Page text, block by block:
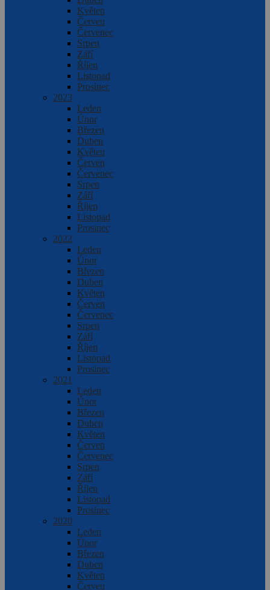
Květen
Červen
Červenec
Srpen
Září
Říjen
Listopad
Prosinec
2023
Leden
Únor
Březen
Duben
Květen
Červen
Červenec
Srpen
Září
Říjen
Listopad
Prosinec
2022
Leden
Únor
Březen
Duben
Květen
Červen
Červenec
Srpen
Září
Říjen
Listopad
Prosinec
2021
Leden
Únor
Březen
Duben
Květen
Červen
Červenec
Srpen
Září
Říjen
Listopad
Prosinec
2020
Leden
Únor
Březen
Duben
Květen
Červen